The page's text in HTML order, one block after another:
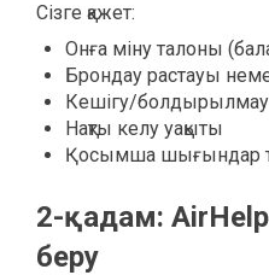
Сізге қажет:
Онға міну талоны
Брондау растауы
Кешігу/болдырылмау
Нақты келу уақыты
Қосымша шығындар
2-қадам:
беру